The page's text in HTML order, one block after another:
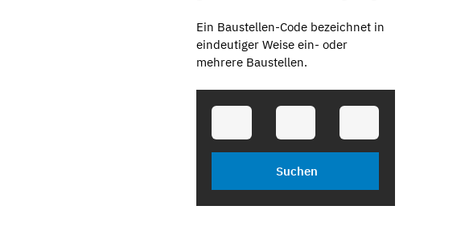
Ein Baustellen-Code bezeichnet in
eindeutiger Weise ein- oder
mehrere Baustellen.